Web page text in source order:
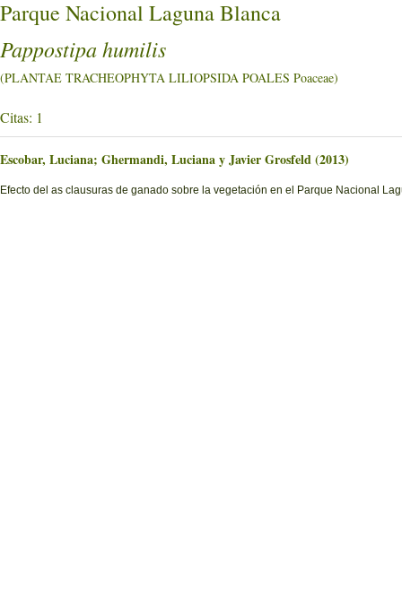
Parque Nacional Laguna Blanca
Pappostipa humilis
(PLANTAE TRACHEOPHYTA LILIOPSIDA POALES Poaceae)
Citas: 1
Escobar, Luciana; Ghermandi, Luciana y Javier Grosfeld (2013)
Efecto del as clausuras de ganado sobre la vegetación en el Parque Nacional